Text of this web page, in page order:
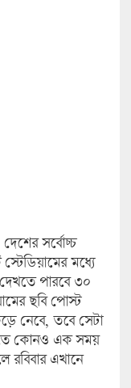
সর্বোচ্চ
মধ্যে
পারবে ৩০
ছবি পোস্ট
নেবে, তবে সেটা
কোনও এক সময়
রবিবার এখানে